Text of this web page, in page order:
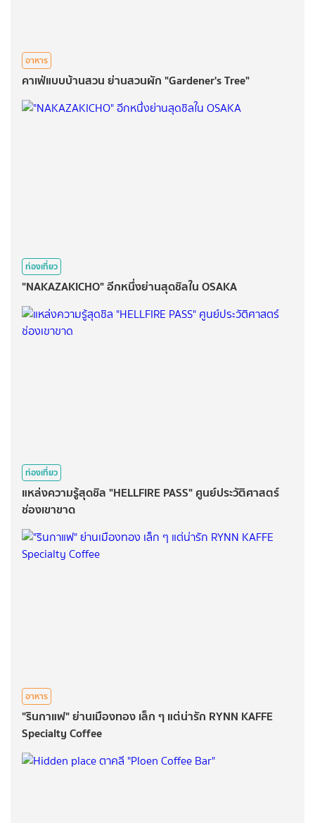
อาหาร
คาเฟ่แบบบ้านสวน ย่านสวนผัก "Gardener's Tree"
ท่องเที่ยว
"NAKAZAKICHO" อีกหนึ่งย่านสุดชิลใน OSAKA
ท่องเที่ยว
แหล่งความรู้สุดชิล "HELLFIRE PASS" ศูนย์ประวัติศาสตร์
ช่องเขาขาด
อาหาร
"รินกาแฟ" ย่านเมืองทอง เล็ก ๆ แต่น่ารัก RYNN KAFFE
Specialty Coffee